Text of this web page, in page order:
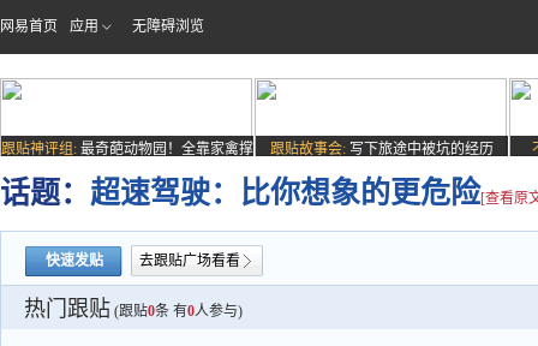
网易首页 应用 无障碍浏览
跟贴神评组: 最奇葩动物园！全靠家禽撑
场子
跟贴故事会: 写下旅途中被坑的经历
话题： 超速驾驶：比你想象的更危险[查看原
快速发贴 去跟贴广场看看
热门跟贴 (跟贴0条 有0人参与)